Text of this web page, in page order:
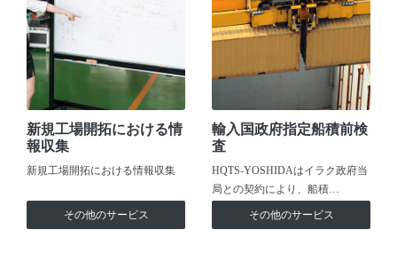
新規工場開拓における情
報収集
新規工場開拓における情報収集
その他のサービス
輸入国政府指定船積前検
査
HQTS-YOSHIDAはイラク政府当
局との契約により、船積…
その他のサービス